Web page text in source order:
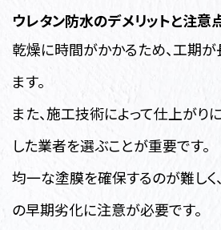
ウレタン防水のデメリットと注意
乾燥に時間がかかるため、工期が
ます。
また、施工技術によって仕上がり
した業者を選ぶことが重要です。
均一な塗膜を確保するのが難しく
の早期劣化に注意が必要です。